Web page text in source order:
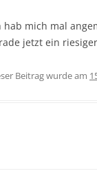
hab mich mal
jetzt ein
Beitrag wurde am